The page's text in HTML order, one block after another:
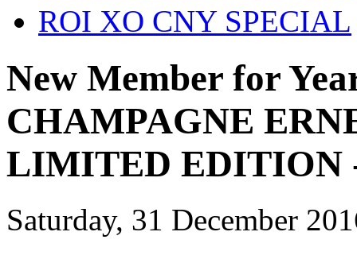
ROI XO CNY SPECIAL
New Member for
CHAMPAGNE
LIMITED EDITION
Saturday, 31 December